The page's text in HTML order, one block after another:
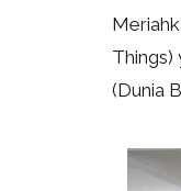
Things)
(Dunia